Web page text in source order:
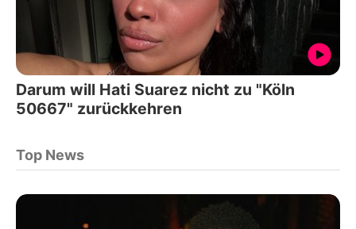
Darum will Hati Suarez nicht zu "Köln
50667" zurückkehren
Top News